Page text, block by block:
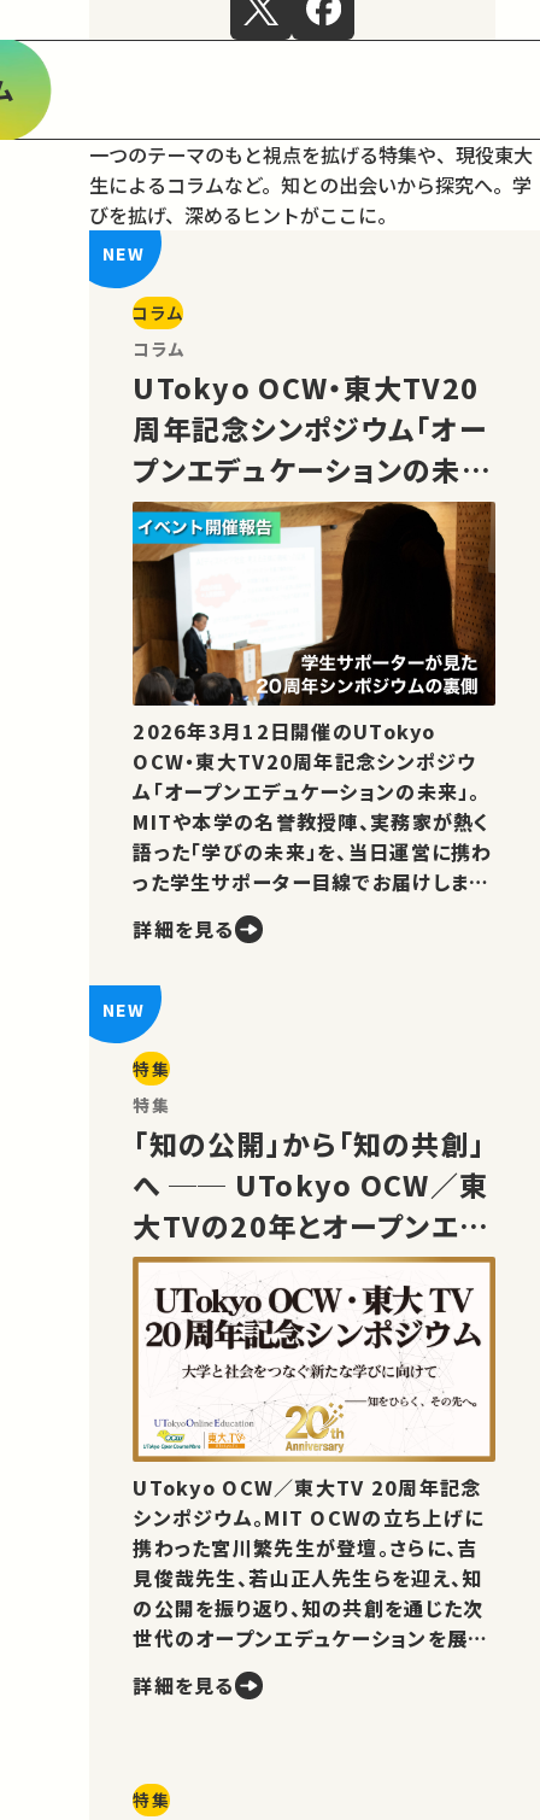
一つのテーマのもと視点を拡げる特集や、現役東大
生によるコラムなど。 知との出会いから探究へ。学
びを拡げ、深めるヒントがここに。
コラム
コラム
UTokyo OCW・東大TV20
周年記念シンポジウム「オー
プンエデュケーションの未
来」の様子をご紹介！
2026年3月12日開催のUTokyo
OCW・東大TV20周年記念シンポジウ
ム「オープンエデュケーションの未来」。
MITや本学の名誉教授陣、実務家が熱く
語った「学びの未来」を、当日運営に携わ
った学生サポーター目線でお届けしま
詳細を見る
特集
特集
「知の公開」から「知の共創」
へ ── UTokyo OCW／東
大TVの20年とオープンエデ
ュケーションの未来
UTokyo OCW／東大TV 20周年記念
シンポジウム。MIT OCWの立ち上げに
携わった宮川繁先生が登壇。さらに、吉
見俊哉先生、若山正人先生らを迎え、知
の公開を振り返り、知の共創を通じた次
世代のオープンエデュケーションを展望
詳細を見る
特集